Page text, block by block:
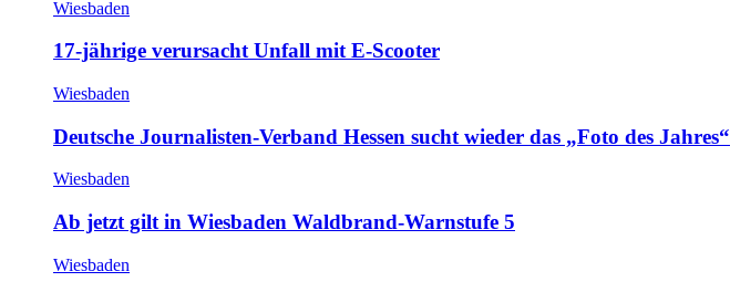
Wiesbaden
17-jährige verursacht Unfall mit E-Scooter
Wiesbaden
Deutsche Journalisten-Verband Hessen sucht wieder das „Foto des Jahres“
Wiesbaden
Ab jetzt gilt in Wiesbaden Waldbrand-Warnstufe 5
Wiesbaden